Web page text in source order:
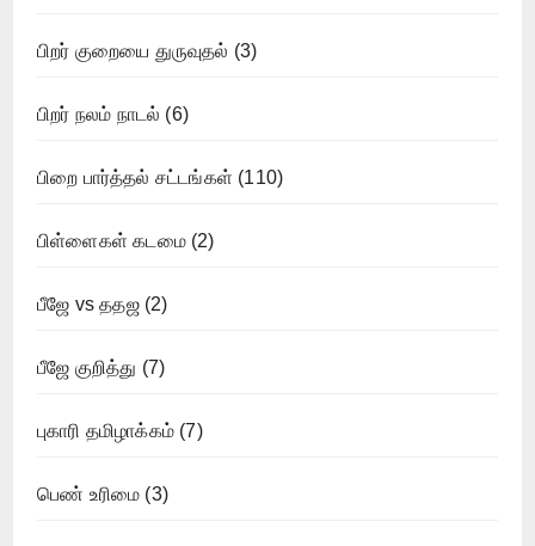
பிறர் குறையை துருவுதல் (3)
பிறர் நலம் நாடல் (6)
பிறை பார்த்தல் சட்டங்கள் (110)
பிள்ளைகள் கடமை(2)
பீஜே vs ததஜ(2)
பீஜே குறித்து (7)
புகாரி தமிழாக்கம் (7)
பெண் உரிமை (3)